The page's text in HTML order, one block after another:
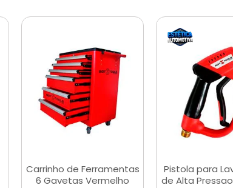
Carrinho de Ferramentas
6 Gavetas Vermelho
Pistola para
de Alta